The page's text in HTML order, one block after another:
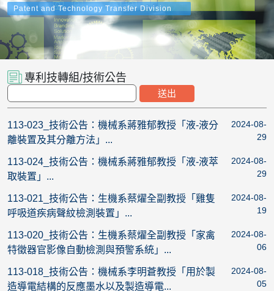
Patent and Technology Transfer Division
專利技轉組/技術公告
113-023_技術公告：機械系蔣雅郁教授「液-液分
離裝置及其分離方法」...
2024-08-
29
113-024_技術公告：機械系蔣雅郁教授「液-液萃
取裝置」...
2024-08-
29
113-021_技術公告：生機系蔡燿全副教授「雞隻
呼吸道疾病聲紋檢測裝置」...
2024-08-
19
113-020_技術公告：生機系蔡燿全副教授「家禽
特徵器官影像自動檢測與預警系統」...
2024-08-
06
113-018_技術公告：機械系李明蒼教授「用於製
造導電結構的反應墨水以及製造導電...
2024-08-
05